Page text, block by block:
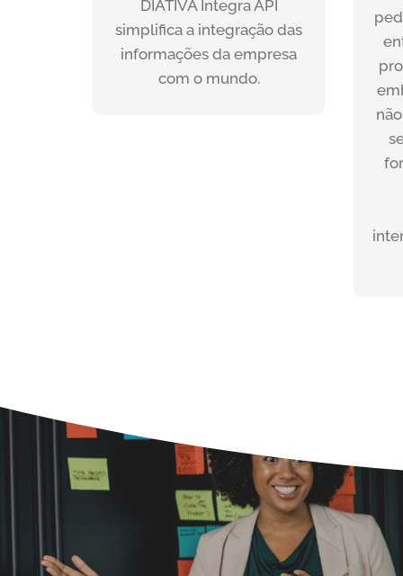
DIATIVA Integra API
simplifica a integração das
informações da empresa
com o mundo.
total controle.
SAIBA MAIS